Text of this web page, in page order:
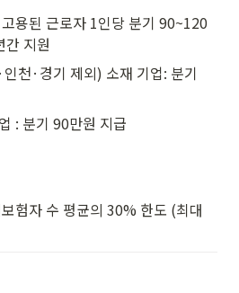
용된 근로자 1인당 분기 90~120
간 지원
천·경기 제외) 소재 기업: 분기
: 분기 90만원 지급
험자 수 평균의 30% 한도 (최대